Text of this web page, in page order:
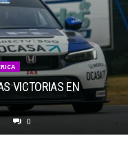
VICTORIAS EN
0